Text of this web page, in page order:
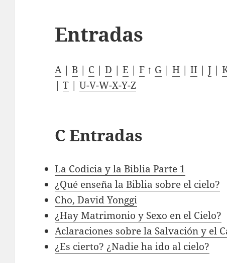
Entradas
A|B | C |D |E |F ↑ G |H |II |J |
|T |U-V-W-X-Y-Z
C Entradas
La Codicia y la Biblia Parte 1
¿Qué enseña la Biblia sobre el cielo?
Cho, David Yonggi
¿Hay Matrimonio y Sexo en el Cielo?
Aclaraciones sobre la Salvación y el
¿Es cierto? ¿Nadie ha ido al cielo?